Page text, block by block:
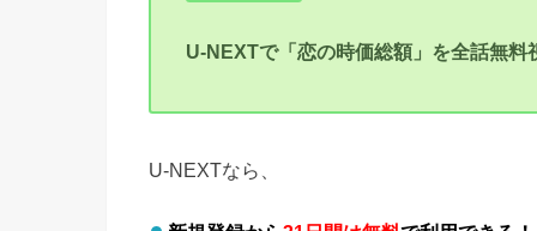
U-NEXTで「恋の時価総額」を全話無料
U-NEXTなら、